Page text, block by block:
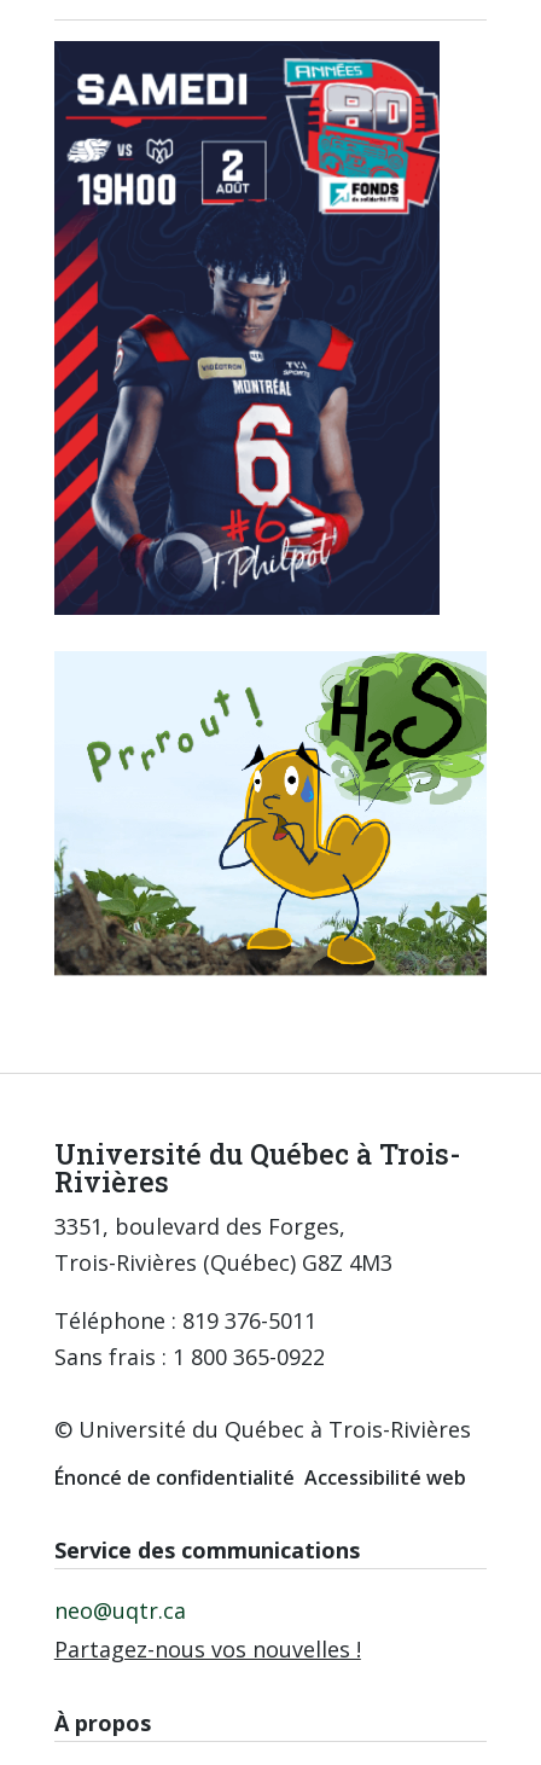
Université du Québec à Trois-
Rivières
3351, boulevard des Forges,
Trois-Rivières (Québec) G8Z 4M3
Téléphone : 819 376-5011
Sans frais : 1 800 365-0922
© Université du Québec à Trois-Rivières
Énoncé de confidentialité Accessibilité web
Service des communications
neo@uqtr.ca
Partagez-nous vos nouvelles !
À propos